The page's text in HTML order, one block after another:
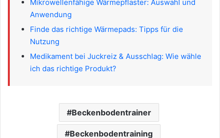
Mikrowellenfähige Wärmepflaster: Auswahl und
Anwendung
Finde das richtige Wärmepads: Tipps für die
Nutzung
Medikament bei Juckreiz & Ausschlag: Wie wähle
ich das richtige Produkt?
Beckenbodentrainer
Beckenbodentraining